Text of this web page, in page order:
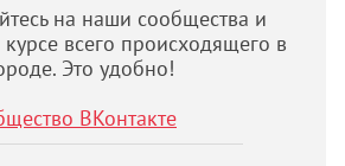
на наши сообщества и
курсе всего происходящего в
Это удобно!
ВКонтакте